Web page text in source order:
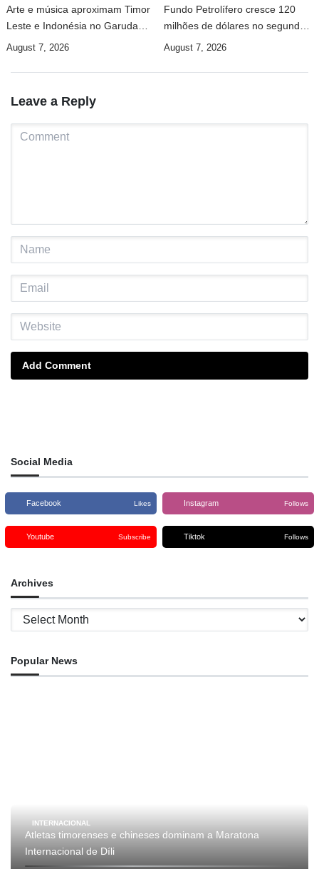
Arte e música aproximam Timor
Leste e Indonésia no Garuda
Sakti Crossborder Fest 2026
August 7, 2026
Fundo Petrolífero cresce 120
milhões de dólares no segundo
trimestre
August 7, 2026
Leave a Reply
Add Comment
Social Media
Facebook Likes Instagram Follows
Youtube Subscribe Tiktok Follows
Archives
Archives
Popular News
INTERNACIONAL
Atletas timorenses e chineses dominam a Maratona
Internacional de Díli